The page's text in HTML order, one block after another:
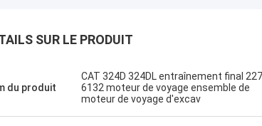
Le projet d'établissement
service et
rapide.
SUR LE PRODUIT
du produit
CAT 324D 324DL entraînement final
6132 moteur de voyage ensemble de
moteur de voyage d'excav